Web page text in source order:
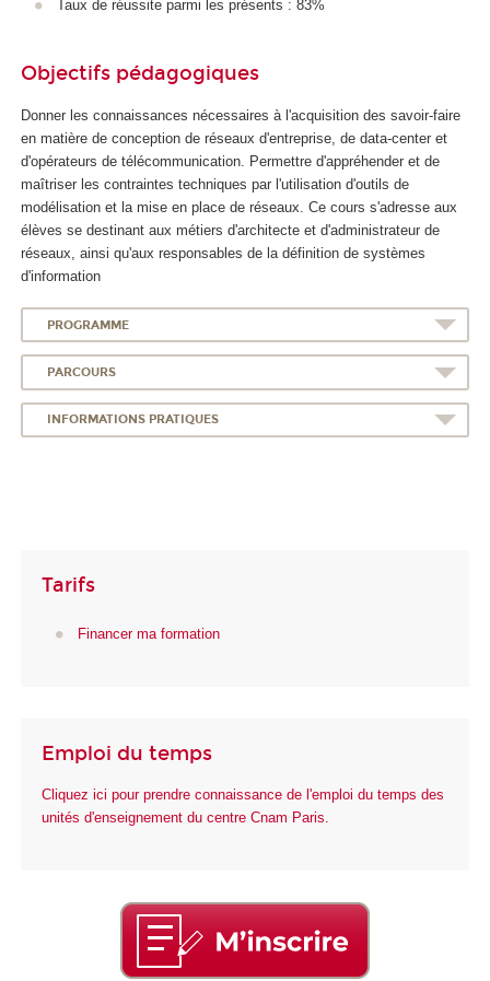
A
Taux de réussite parmi les présents : 83%
Objectifs pédagogiques
Donner les connaissances nécessaires à l'acquisition des savoir-faire
en matière de conception de réseaux d'entreprise, de data-center et
d'opérateurs de télécommunication. Permettre d'appréhender et de
maîtriser les contraintes techniques par l'utilisation d'outils de
modélisation et la mise en place de réseaux. Ce cours s'adresse aux
élèves se destinant aux métiers d'architecte et d'administrateur de
réseaux, ainsi qu'aux responsables de la définition de systèmes
d'information
PROGRAMME
PARCOURS
INFORMATIONS PRATIQUES
Tarifs
Financer ma formation
Emploi du temps
Cliquez ici pour prendre connaissance de l'emploi du temps des
unités d'enseignement du centre Cnam Paris.